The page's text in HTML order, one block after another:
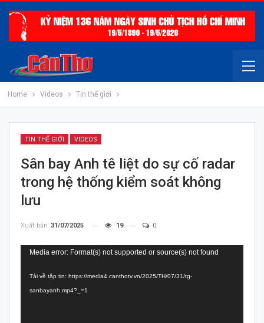
Home Videos Tin thế giới
TIN THẾ GIỚI VIDEOS
Sân bay Anh tê liệt do sự cố radar
trong hệ thống kiểm soát không
lưu
Xuất bản 31/07/2025 19 0
Trình
Video
Media error: Format(s) not supported or source(s) not found
Tải về tập tin: https://media4.canthotv.vn/2025/TH/07/31/tg-
sanbayanh.mp4?_=1